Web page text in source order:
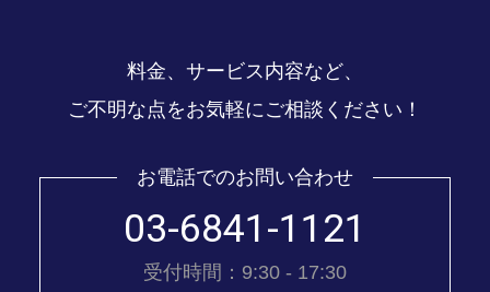
料金、サービス内容など、
ご不明な点をお気軽にご相談ください！
お電話でのお問い合わせ
03-6841-1121
受付時間：9:30 - 17:30